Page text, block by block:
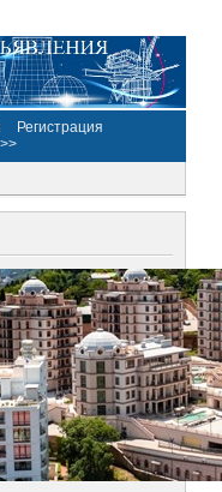
Регистрация